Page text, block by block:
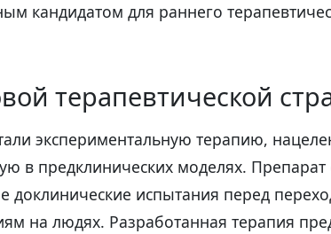
кандидатом для раннего
терапевтической
экспериментальную терапию,
в предклинических моделях. Препарат
доклинические испытания перед
на людях. Разработанная терапия